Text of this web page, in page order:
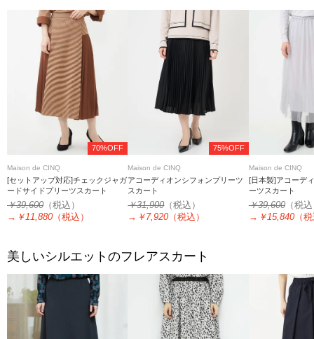
70%OFF
Maison de CINQ
[セットアップ対応]チェックジャガ
ードサイドプリーツスカート
￥39,600 （税込）
→ ￥11,880 （税込）
75%OFF
Maison de CINQ
アコーディオンシフォンプリーツ
スカート
￥31,900（税込）
→ ￥7,920 （税込）
Maison de CINQ
[日本製]アコーデ
ーツスカート
￥39,600（税
→ ￥15,840（
美しいシルエットのフレアスカート